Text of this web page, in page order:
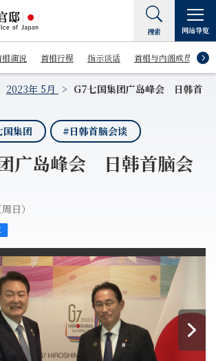
相演说 首相行程 指示谈话 首相与内阁成员
搜索 网站导览
2023年 5月
G7七国集团广岛峰会 日韩首
国集团 #日韩首脑会谈
广岛峰会 日韩首脑会
日）